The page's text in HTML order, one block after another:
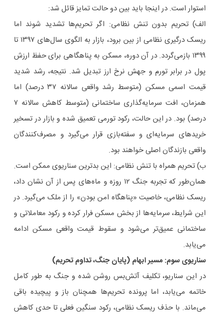
استوار است. در اینجا باید بین دو حالت تمایز قائل شد:
الف) تحریم بدون تنش نظامی: اگر تحریم‌ها تشدید شوند اما
ریسک درگیری نظامی از بین برود، بازار به الگوی سال‌های ۱۳۹۷ تا
۱۳۹۹ بازمی‌گردد. در آن دوره، مسکن به پناهگاهی برای حفظ ارزش
پول در برابر تورم و جهش نرخ ارز تبدیل شد. نتیجه، رشد شدید
قیمت اسمی مسکن (متوسط رشد واقعی سالانه ۳۷ درصد) اما
همزمان، افت سرمایه‌گذاری ساختمانی (متوسط کاهش سالانه ۷
درصد) بود. در این حالت، رکود تورمی تعمیق شده و بازار در تسخیر
خریدهای سرمایه‌ای و سفته‌بازی قرار می‌گیرد و مصرف‌کنندگان
واقعی بازندگان اصلی خواهند بود.
ب) تحریم همراه با تنش نظامی: این بدترین سناریوی ممکن است.
همان‌طور که تجربه جنگ ۱۲ روزه و ماه‌های پس از آن نشان داد،
ریسک نظامی، خاصیت «پناهگاه امن بودن» را از ملک می‌گیرد. در
این شرایط، سرمایه‌ها از بخش مسکن فرار کرده و رکود معاملاتی و
ساختمانی عمیق‌تر می‌شود و سقوط قیمت واقعی مسکن ادامه
می‌یابد.
سناریوی سوم: مسیر ابهام (پایان جنگ، تداوم تحریم)
در این سناریو، تکلیف آتش‌بس روشن شده و جنگ به طور کامل
خاتمه می‌یابد، اما پرونده تحریم‌ها همچنان باز و پیچیده باقی
می‌ماند. با حذف ریسک نظامی، رکود سنگین فعلی تا حدی کاهش